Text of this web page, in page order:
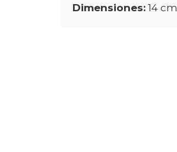
Dimensiones: 14